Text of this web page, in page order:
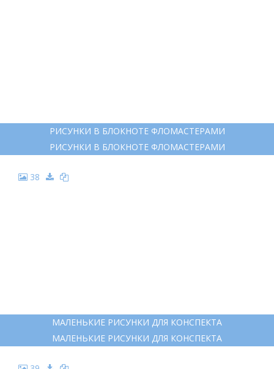
РИСУНКИ В БЛОКНОТЕ ФЛОМАСТЕРАМИ
РИСУНКИ В БЛОКНОТЕ ФЛОМАСТЕРАМИ
38
МАЛЕНЬКИЕ РИСУНКИ ДЛЯ КОНСПЕКТА
МАЛЕНЬКИЕ РИСУНКИ ДЛЯ КОНСПЕКТА